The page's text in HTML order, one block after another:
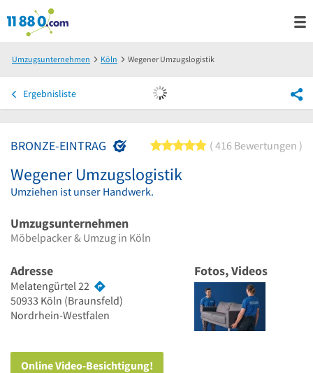
Umzugsunternehmen Köln Wegener Umzugslogistik
Ergebnisliste
BRONZE-EINTRAG 5 von 5 Sternen
416 Bewertungen
Wegener Umzugslogistik
Umziehen ist unser Handwerk.
Umzugsunternehmen
Möbelpacker & Umzug in Köln
Adresse
Melatengürtel 22
50933 Köln (Braunsfeld)
Nordrhein-Westfalen
Fotos, Videos
Online Video-Besichtigung!